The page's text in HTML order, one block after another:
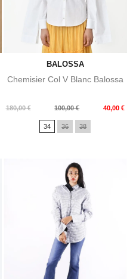
BALOSSA
Chemisier Col V Blanc Balossa
180,00 €
Prix
100,00 € 40,00 €
Prix
34 36 38